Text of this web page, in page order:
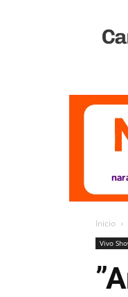
Vivo
Inicio
Vivo